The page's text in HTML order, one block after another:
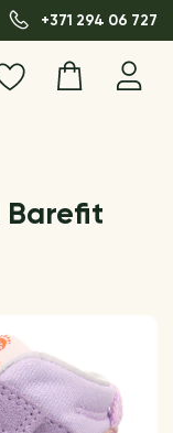
+371 294 06 727
Barefit